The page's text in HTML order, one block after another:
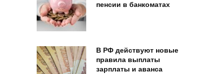
пенсии в банкоматах
В РФ действуют новые
правила выплаты
зарплаты и аванса